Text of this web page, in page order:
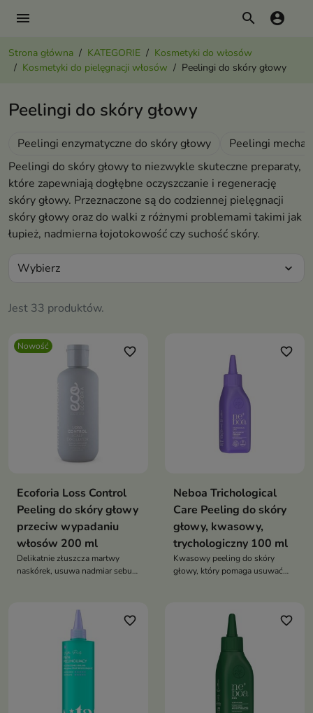
menu search account_circle
Strona główna KATEGORIE
Kosmetyki do włosów
Kosmetyki do pielęgnacji włosów
Peelingi do skóry głowy
Peelingi do skóry głowy
Peelingi enzymatyczne do skóry głowy
Peelingi
Peelingi do skóry głowy to niezwykle skuteczne preparaty,
które zapewniają dogłębne oczyszczanie i regenerację
skóry głowy. Przeznaczone są do codziennej pielęgnacji
skóry głowy oraz do walki z różnymi problemami takimi jak
łupież, nadmierna łojotokowość czy suchość skóry.
Jest 33 produktów.
Wybierz expand_more
Nowość favorite_border
Ecoforia Loss Control
Peeling do skóry głowy
przeciw wypadaniu
włosów 200 ml
Delikatnie złuszcza martwy
naskórek, usuwa nadmiar sebum
favorite_border
Neboa Trichological
Care Peeling do skóry
głowy, kwasowy,
trychologiczny 100 ml
Kwasowy peeling do skóry
głowy, który pomaga usuwać
świeżość i objętość włosów u
favorite_border favorite_border